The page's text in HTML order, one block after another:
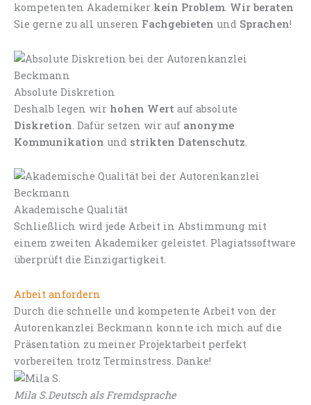
kompetenten Akademiker kein Problem. Wir beraten
Sie gerne zu all unseren Fachgebieten und Sprachen!
Absolute Diskretion
Deshalb legen wir hohen Wert auf absolute
Diskretion . Dafür setzen wir auf anonyme
Kommunikation und strikten Datenschutz
Akademische Qualität
Schließlich wird jede Arbeit in Abstimmung mit
einem zweiten Akademiker geleistet. Plagiatssoftware
überprüft die Einzigartigkeit.
Arbeit anfordern
Durch die schnelle und kompetente Arbeit von der
Autorenkanzlei Beckmann konnte ich mich auf die
Präsentation zu meiner Projektarbeit perfekt
vorbereiten trotz Terminstress. Danke!
Mila S.Deutsch als Fremdsprache